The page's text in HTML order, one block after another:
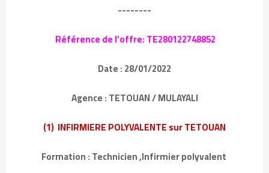
--------
Référence de l’offre: TE280122748852
Date : 28/01/2022
Agence : TETOUAN / MULAYALI
(1) INFIRMIERE POLYVALENTE sur TETOUAN
Formation : Technicien ,Infirmier polyvalent